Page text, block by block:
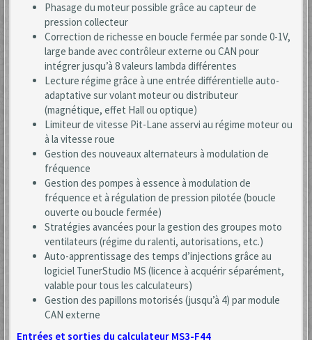
Phasage du moteur possible grâce au capteur de
pression collecteur
Correction de richesse en boucle fermée par sonde 0-1V,
large bande avec contrôleur externe ou CAN pour
intégrer jusqu’à 8 valeurs lambda différentes
Lecture régime grâce à une entrée différentielle auto-
adaptative sur volant moteur ou distributeur
(magnétique, effet Hall ou optique)
Limiteur de vitesse Pit-Lane asservi au régime moteur ou
à la vitesse roue
Gestion des nouveaux alternateurs à modulation de
fréquence
Gestion des pompes à essence à modulation de
fréquence et à régulation de pression pilotée (boucle
ouverte ou boucle fermée)
Stratégies avancées pour la gestion des groupes moto
ventilateurs (régime du ralenti, autorisations, etc.)
Auto-apprentissage des temps d’injections grâce au
logiciel TunerStudio MS (licence à acquérir séparément,
valable pour tous les calculateurs)
Gestion des papillons motorisés (jusqu’à 4) par module
CAN externe
Entrées et sorties du calculateur MS3-F44